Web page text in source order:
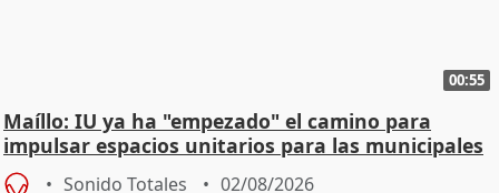
00:55
Maíllo: IU ya ha "empezado" el camino para
impulsar espacios unitarios para las municipales
Sonido Totales 02/08/2026